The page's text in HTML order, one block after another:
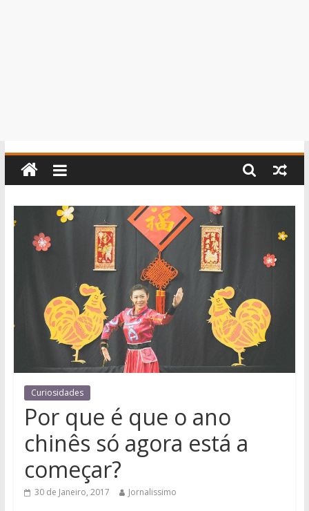
Curiosidades
Por que é que o ano
chinês só agora está a
começar?
30 de Janeiro, 2017 Jornalissimo